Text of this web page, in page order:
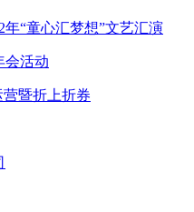
“童心汇梦想”文艺汇演
会活动
暨折上折券